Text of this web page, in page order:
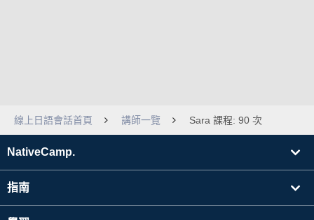
線上日語會話首頁 講師一覽 Sara 課程: 90 次
NativeCamp.
指南